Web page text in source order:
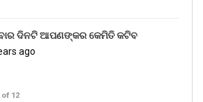
ଦିନଟି ଆପଣଙ୍କର କେମିତି କଟିବ
ago
of 12